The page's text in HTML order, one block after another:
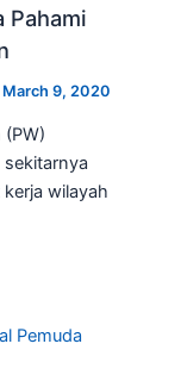
Pahami
March 9, 2020
(PW)
sekitarnya
wilayah